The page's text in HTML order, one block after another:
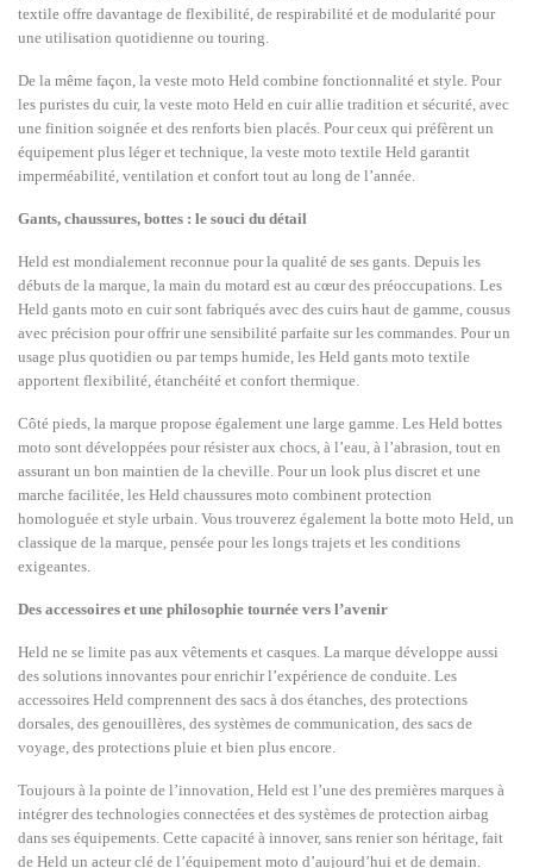
textile offre davantage de flexibilité, de respirabilité et de modularité pour
une utilisation quotidienne ou touring.
De la même façon, la veste moto Held combine fonctionnalité et style. Pour
les puristes du cuir, la veste moto Held en cuir allie tradition et sécurité, avec
une finition soignée et des renforts bien placés. Pour ceux qui préfèrent un
équipement plus léger et technique, la veste moto textile Held garantit
imperméabilité, ventilation et confort tout au long de l’année.
Gants, chaussures, bottes : le souci du détail
Held est mondialement reconnue pour la qualité de ses gants. Depuis les
débuts de la marque, la main du motard est au cœur des préoccupations. Les
Held gants moto en cuir sont fabriqués avec des cuirs haut de gamme, cousus
avec précision pour offrir une sensibilité parfaite sur les commandes. Pour un
usage plus quotidien ou par temps humide, les Held gants moto textile
apportent flexibilité, étanchéité et confort thermique.
Côté pieds, la marque propose également une large gamme. Les Held bottes
moto sont développées pour résister aux chocs, à l’eau, à l’abrasion, tout en
assurant un bon maintien de la cheville. Pour un look plus discret et une
marche facilitée, les Held chaussures moto combinent protection
homologuée et style urbain. Vous trouverez également la botte moto Held, un
classique de la marque, pensée pour les longs trajets et les conditions
exigeantes.
Des accessoires et une philosophie tournée vers l’avenir
Held ne se limite pas aux vêtements et casques. La marque développe aussi
des solutions innovantes pour enrichir l’expérience de conduite. Les
accessoires Held comprennent des sacs à dos étanches, des protections
dorsales, des genouillères, des systèmes de communication, des sacs de
voyage, des protections pluie et bien plus encore.
Toujours à la pointe de l’innovation, Held est l’une des premières marques à
intégrer des technologies connectées et des systèmes de protection airbag
dans ses équipements. Cette capacité à innover, sans renier son héritage, fait
de Held un acteur clé de l’équipement moto d’aujourd’hui et de demain.